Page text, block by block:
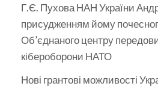
Г.Є. Пухова НАН України
присудженням йому
Об’єднаного центру
кібероборони НАТО
Нові грантові можливості